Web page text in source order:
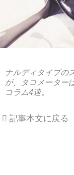
ナルディタイプの
が、タコメーター
コラム4速。
記事本文に戻る